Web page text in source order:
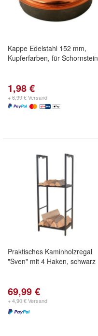
Kappe Edelstahl 152 mm,
Kupferfarben, für Schornstein
1,98 €
+ 6,99 € Versand
Praktisches Kaminholzregal
"Sven" mit 4 Haken, schwarz
69,99 €
+ 4,90 € Versand